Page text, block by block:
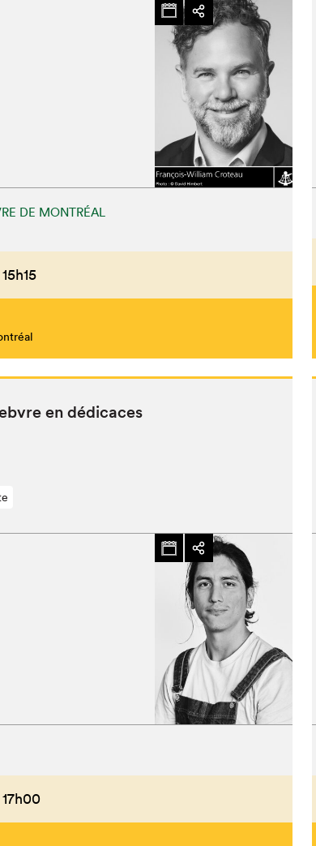
DE MONTRÉAL
15h15
en dédicaces
17h00